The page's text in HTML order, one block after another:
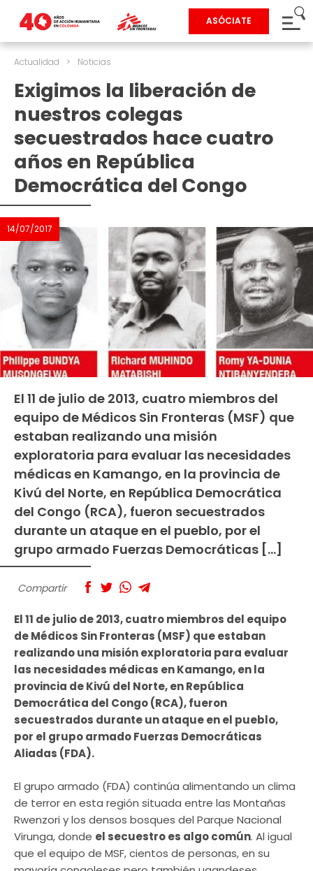
ASÓCIATE
Actualidad > Noticias
Exigimos la liberación de
nuestros colegas
secuestrados hace cuatro
años en República
Democrática del Congo
14/07/2017
El 11 de julio de 2013, cuatro miembros del
equipo de Médicos Sin Fronteras (MSF) que
estaban realizando una misión
exploratoria para evaluar las necesidades
médicas en Kamango, en la provincia de
Kivú del Norte, en República Democrática
del Congo (RCA), fueron secuestrados
durante un ataque en el pueblo, por el
grupo armado Fuerzas Democráticas […]
Compartir
El 11 de julio de 2013, cuatro miembros del equipo
de Médicos Sin Fronteras (MSF) que estaban
realizando una misión exploratoria para evaluar
las necesidades médicas en Kamango, en la
provincia de Kivú del Norte, en República
Democrática del Congo (RCA), fueron
secuestrados durante un ataque en el pueblo,
por el grupo armado Fuerzas Democráticas
Aliadas (FDA).
El grupo armado (FDA) continúa alimentando un clima
de terror en esta región situada entre las Montañas
Rwenzori y los densos bosques del Parque Nacional
Virunga, donde el secuestro es algo común. Al igual
que el equipo de MSF, cientos de personas, en su